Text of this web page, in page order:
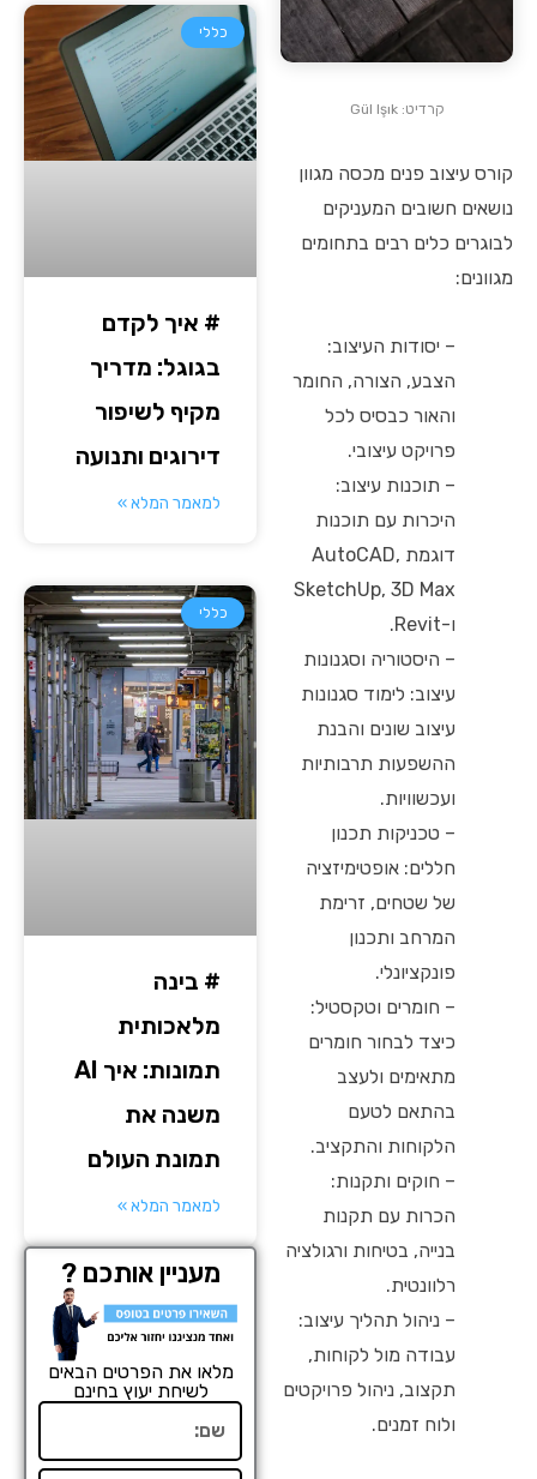
קרדיט: Gül Işık
קורס עיצוב פנים מכסה מגוון
נושאים חשובים המעניקים
לבוגרים כלים רבים בתחומים
מגוונים:
– יסודות העיצוב:
הצבע, הצורה, החומר
והאור כבסיס לכל
פרויקט עיצובי.
– תוכנות עיצוב:
היכרות עם תוכנות
דוגמת AutoCAD,
SketchUp, 3D Max
ו-Revit.
– היסטוריה וסגנונות
עיצוב: לימוד סגנונות
עיצוב שונים והבנת
ההשפעות תרבותיות
ועכשוויות.
– טכניקות תכנון
חללים: אופטימיזציה
של שטחים, זרימת
המרחב ותכנון
פונקציונלי.
– חומרים וטקסטיל:
כיצד לבחור חומרים
מתאימים ולעצב
בהתאם לטעם
הלקוחות והתקציב.
– חוקים ותקנות:
הכרות עם תקנות
בנייה, בטיחות ורגולציה
רלוונטית.
– ניהול תהליך עיצוב:
עבודה מול לקוחות,
תקצוב, ניהול פרויקטים
ולוח זמנים.
כללי
# איך לקדם
בגוגל: מדריך
מקיף לשיפור
דירוגים ותנועה
למאמר המלא »
כללי
# בינה
מלאכותית
תמונות: איך AI
משנה את
תמונת העולם
למאמר המלא »
מעניין אותכם ?
מלאו את הפרטים הבאים
לשיחת יעוץ בחינם